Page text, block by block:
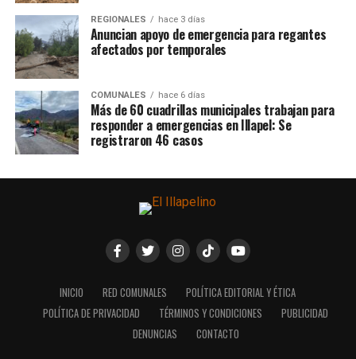
REGIONALES hace 3 días
Anuncian apoyo de emergencia para regantes
afectados por temporales
COMUNALES hace 6 días
Más de 60 cuadrillas municipales trabajan para
responder a emergencias en Illapel: Se
registraron 46 casos
INICIO RED COMUNALES
POLÍTICA EDITORIAL Y ÉTICA
POLÍTICA DE PRIVACIDAD
TÉRMINOS Y CONDICIONES
PUBLICIDAD
DENUNCIAS
CONTACTO